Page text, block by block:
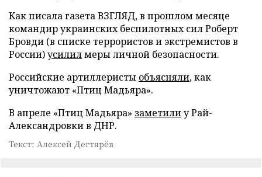
Как писала газета ВЗГЛЯД, в прошлом месяце
командир украинских беспилотных сил Роберт
Бровди (в списке террористов и экстремистов в
России)усилилмеры личной безопасности.
Российские артиллеристы объясняли, как
уничтожают «Птиц Мадьяра».
В апреле «Птиц Мадьяра» заметилиу Рай-
Александровки в ДНР.
Текст: Алексей Дегтярёв